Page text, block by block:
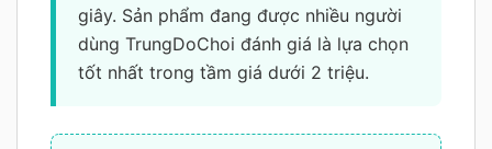
giây. Sản phẩm đang được nhiều người
dùng TrungDoChoi đánh giá là lựa chọn
tốt nhất trong tầm giá dưới 2 triệu.